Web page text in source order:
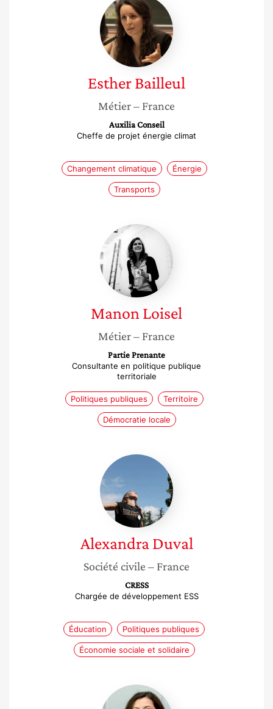
Bailleul
EstherBailleul
Métier– France
Auxilia Conseil
Cheffe de projet énergie climat
Changement climatique Énergie
Transports
Manon
Loisel
Manon Loisel
Métier– France
Partie Prenante
Consultante en politique publique
territoriale
Politiques publiques Territoire
Démocratie locale
Alexandra
Alexandra Duval
Société civile – France
CRESS
Chargée de développement ESS
Éducation Politiques publiques
Économie sociale et solidaire
Sarah
Perret